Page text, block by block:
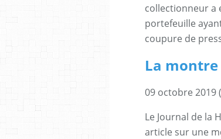
collectionneur a
portefeuille
coupure de
La montre
09 octobre 2019
Le Journal de la
article sur une